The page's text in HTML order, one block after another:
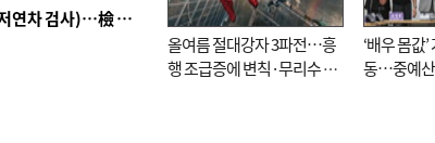
■ 검사 신분 버리고 직급하향(10년 이하 저연차 검사)…檢 중수청행 기피
올여름 절대강자 3파전…흥
행 조급증에 변칙·무리수 마
‘배우 몸값
동…중예산